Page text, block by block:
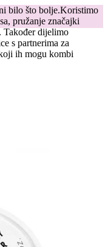
bilo što bolje.Koristimo
pružanje značajki
Također dijelimo
s partnerima za
ih mogu kombi